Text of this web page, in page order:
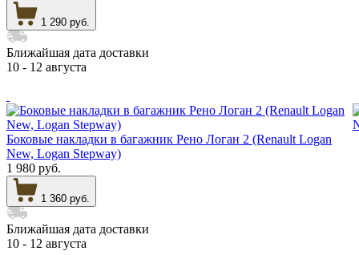
1 290 руб.
Ближайшая дата доставки
10 - 12 августа
Боковые накладки в багажник Рено Логан 2 (Renault Logan
New, Logan Stepway)
1 980 руб.
1 360 руб.
Ближайшая дата доставки
10 - 12 августа